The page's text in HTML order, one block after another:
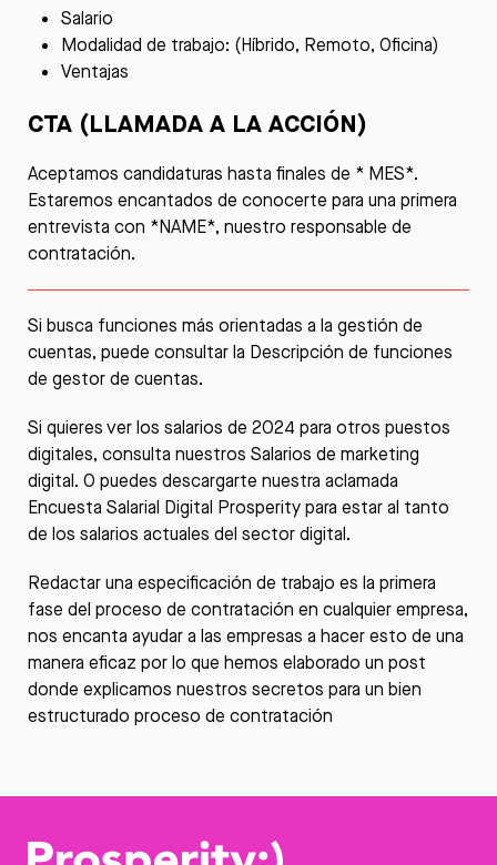
Salario
Modalidad de trabajo: (Híbrido, Remoto, Oficina)
Ventajas
CTA (LLAMADA A LA ACCIÓN)
Aceptamos candidaturas hasta finales de * MES*.
Estaremos encantados de conocerte para una primera
entrevista con *NAME*, nuestro responsable de
contratación.
Si busca funciones más orientadas a la gestión de
cuentas, puede consultar la Descripción de funciones
de gestor de cuentas.
Si quieres ver los salarios de 2024 para otros puestos
digitales, consulta nuestros Salarios de marketing
digital. O puedes descargarte nuestra aclamada
Encuesta Salarial Digital Prosperitypara estar al tanto
de los salarios actuales del sector digital.
Redactar una especificación de trabajo es la primera
fase del proceso de contratación en cualquier empresa,
nos encanta ayudar a las empresas a hacer esto de una
manera eficaz por lo que hemos elaborado un post
donde explicamos nuestros secretos para un bien
estructurado proceso de contratación